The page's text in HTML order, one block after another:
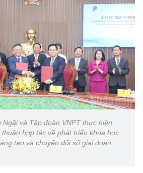
chất lượng
tử
English
và Tập đoàn VNPT thực hiện
hợp tác về phát triển khoa học
tạo và chuyển đổi số giai đoạn